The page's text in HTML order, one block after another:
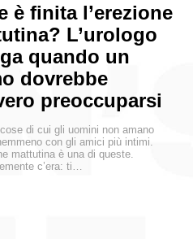
è finita l’erezione
L’urologo
quando un
dovrebbe
preoccuparsi
di cui gli uomini non amano
con gli amici più intimi.
mattutina è una di queste.
c’era: ti…